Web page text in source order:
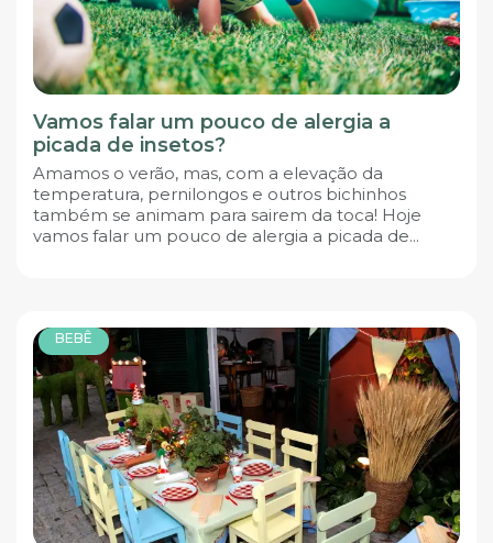
Vamos falar um pouco de alergia a
picada de insetos?
Amamos o verão, mas, com a elevação da
temperatura, pernilongos e outros bichinhos
também se animam para sairem da toca! Hoje
vamos falar um pouco de alergia a picada de...
BEBÊ